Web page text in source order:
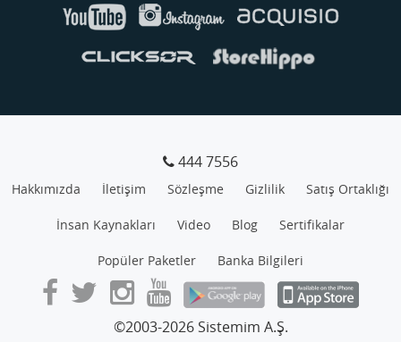
444 7556
Hakkımızda İletişim Sözleşme Gizlilik Satış Ortaklığı
İnsan Kaynakları Video Blog Sertifikalar
Popüler Paketler Banka Bilgileri
©2003-2026 Sistemim A.Ş.